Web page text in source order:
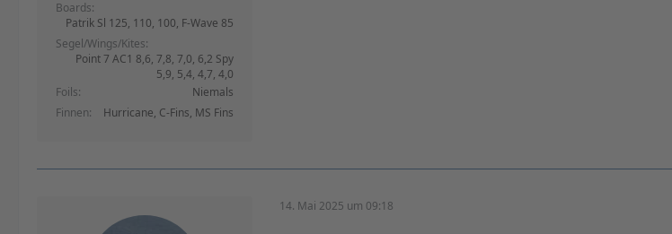
Boards
Patrik Sl 125, 110, 100, F-Wave 85
Segel/Wings/Kites
Point 7 AC1 8,6, 7,8, 7,0, 6,2 Spy
5,9, 5,4, 4,7, 4,0
Foils
Niemals
Finnen
Hurricane, C-Fins, MS Fins
14. Mai 2025 um 09:18